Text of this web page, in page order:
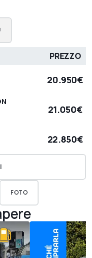
PREZZO
20.950€
21.050€
22.850€
FOTO